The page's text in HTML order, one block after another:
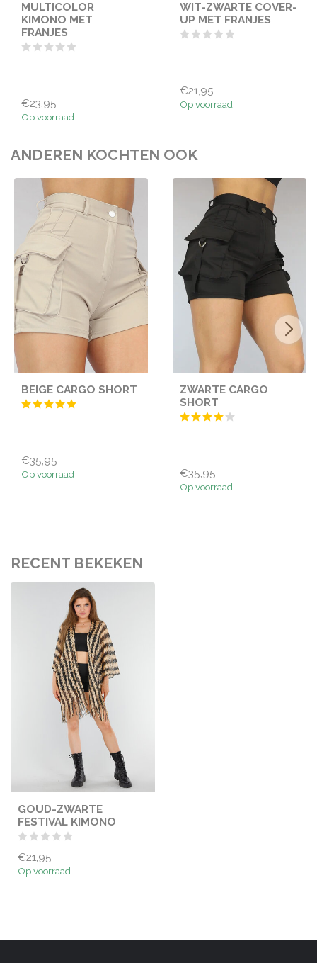
MULTICOLOR
KIMONO MET
FRANJES
€23,95
Op voorraad
WIT-ZWARTE COVER-
UP MET FRANJES
€21,95
Op voorraad
ANDEREN KOCHTEN OOK
BEIGE CARGO SHORT
€35,95
Op voorraad
ZWARTE CARGO
SHORT
€35,95
Op voorraad
RECENT BEKEKEN
GOUD-ZWARTE
FESTIVAL KIMONO
€21,95
Op voorraad